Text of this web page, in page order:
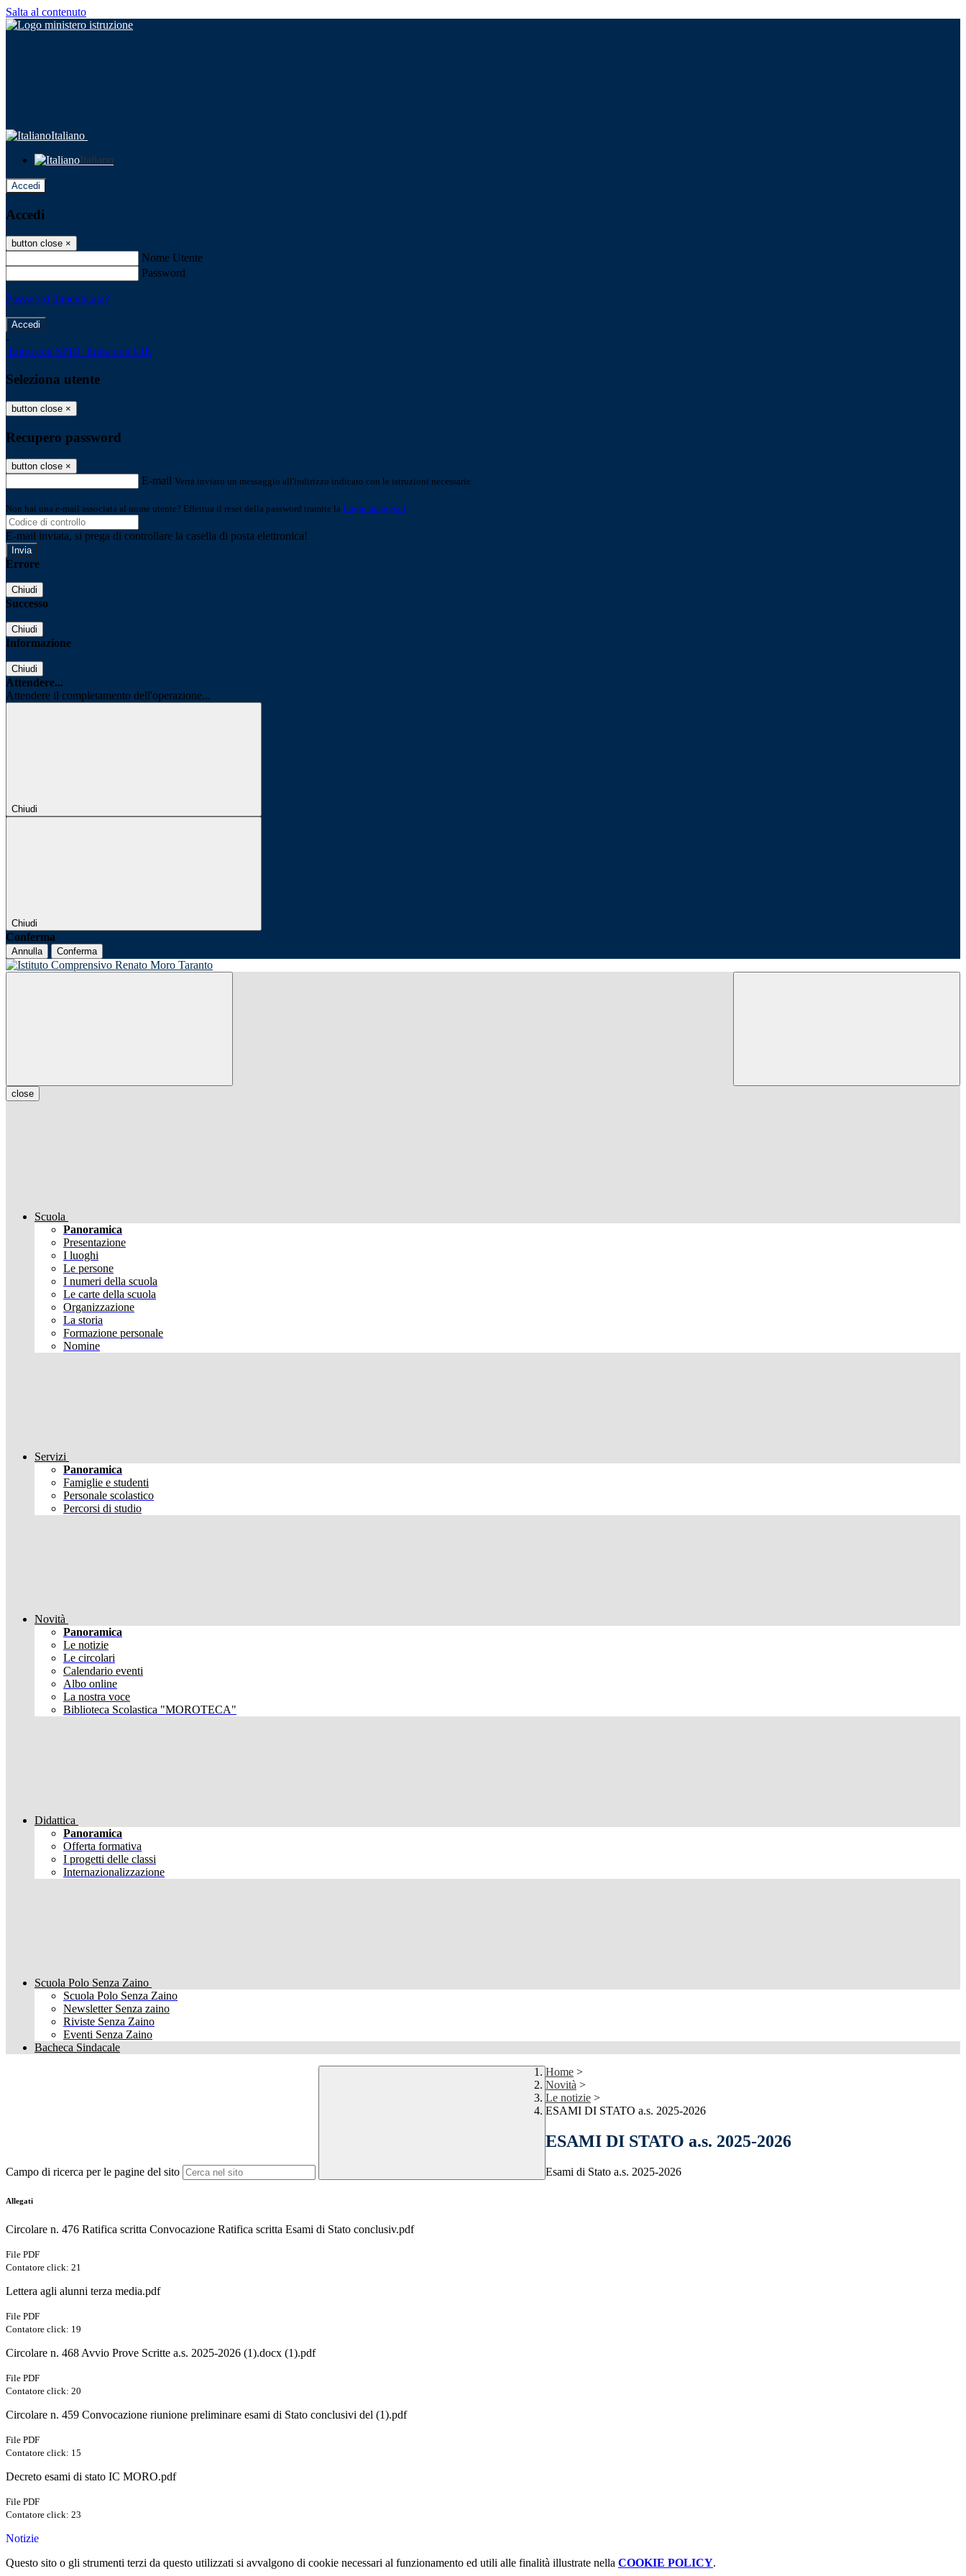
Salta al contenuto
Italiano
Italiano
Accedi
Accedi
button close ×
Nome Utente
Password
Password dimenticata?
-
Entra con SPID Entra con CIE
Seleziona utente
button close ×
Recupero password
button close ×
E-mail Verrà inviato un messaggio all'indirizzo indicato con le istruzioni necessarie.
Non hai una e-mail associata al nome utente? Effettua il reset della password tramite la Login Spaggiari
E-mail inviata, si prega di controllare la casella di posta elettronica!
Errore
Chiudi
Successo
Chiudi
Informazione
Chiudi
Attendere...
Attendere il completamento dell'operazione...
Chiudi
Chiudi
Conferma
Annulla Conferma
close
Scuola
Panoramica
Presentazione
I luoghi
Le persone
I numeri della scuola
Le carte della scuola
Organizzazione
La storia
Formazione personale
Nomine
Servizi
Panoramica
Famiglie e studenti
Personale scolastico
Percorsi di studio
Novità
Panoramica
Le notizie
Le circolari
Calendario eventi
Albo online
La nostra voce
Biblioteca Scolastica "MOROTECA"
Didattica
Panoramica
Offerta formativa
I progetti delle classi
Internazionalizzazione
Scuola Polo Senza Zaino
Scuola Polo Senza Zaino
Newsletter Senza zaino
Riviste Senza Zaino
Eventi Senza Zaino
Bacheca Sindacale
Campo di ricerca per le pagine del sito
Home >
Novità >
Le notizie >
ESAMI DI STATO a.s. 2025-2026
ESAMI DI STATO a.s. 2025-2026
Esami di Stato a.s. 2025-2026
Allegati
Circolare n. 476 Ratifica scritta Convocazione Ratifica scritta Esami di Stato conclusiv.pdf
File PDF
Contatore click: 21
Lettera agli alunni terza media.pdf
File PDF
Contatore click: 19
Circolare n. 468 Avvio Prove Scritte a.s. 2025-2026 (1).docx (1).pdf
File PDF
Contatore click: 20
Circolare n. 459 Convocazione riunione preliminare esami di Stato conclusivi del (1).pdf
File PDF
Contatore click: 15
Decreto esami di stato IC MORO.pdf
File PDF
Contatore click: 23
Notizie
Questo sito o gli strumenti terzi da questo utilizzati si avvalgono di cookie necessari al funzionamento ed utili alle finalità illustrate nella COOKIE POLICY.